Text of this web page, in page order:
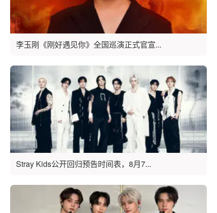
李玉刚《刚好遇见你》全国巡演正式官宣...
Stray Kids公开回归预告时间表，8月7...